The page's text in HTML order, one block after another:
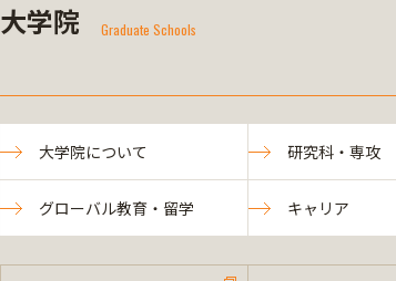
大学院 Graduate Schools
大学院について 研究科・専攻
グローバル教育・留学 キャリア